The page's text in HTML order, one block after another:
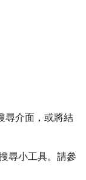
尋介面，或將結
尋小工具。請參